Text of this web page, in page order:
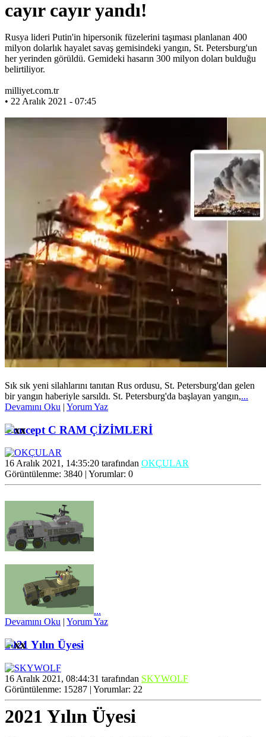
cayır cayır yandı!
Rusya lideri Putin'in hipersonik füzelerini taşıması planlanan 400
milyon dolarlık hayalet savaş gemisindeki yangın, St. Petersburg'un
her yerinden görüldü. Gemideki hasarın 300 milyon doları bulduğu
belirtiliyor.
milliyet.com.tr
• 22 Aralık 2021 - 07:45
Sık sık yeni silahlarını tanıtan Rus ordusu, St. Petersburg'dan gelen
bir yangın haberiyle sarsıldı. St. Petersburg'da başlayan yangın,...
Devamını Oku | Yorum Yaz
Concept C RAM ÇİZİMLERİ
16 Aralık 2021, 14:35:20 tarafından OKÇULAR
Görüntülenme: 3840 | Yorumlar: 0
...
Devamını Oku | Yorum Yaz
2021 Yılın Üyesi
16 Aralık 2021, 08:44:31 tarafından SKYWOLF
Görüntülenme: 15287 | Yorumlar: 22
2021 Yılın Üyesi